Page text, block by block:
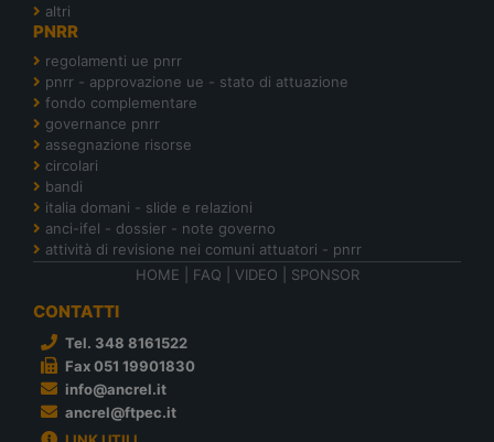
altri
PNRR
regolamenti ue pnrr
pnrr - approvazione ue - stato di attuazione
fondo complementare
governance pnrr
assegnazione risorse
circolari
bandi
italia domani - slide e relazioni
anci-ifel - dossier - note governo
attività di revisione nei comuni attuatori - pnrr
HOME
FAQ VIDEO SPONSOR
CONTATTI
Tel. 348 8161522
Fax 051 19901830
info@ancrel.it
ancrel@ftpec.it